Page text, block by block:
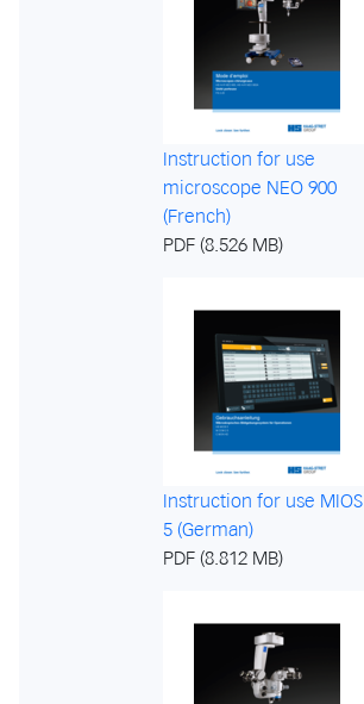
Instruction for use
microscope NEO 900
(French)
PDF (8.526 MB)
Instruction for use MIOS
5 (German)
PDF (8.812 MB)